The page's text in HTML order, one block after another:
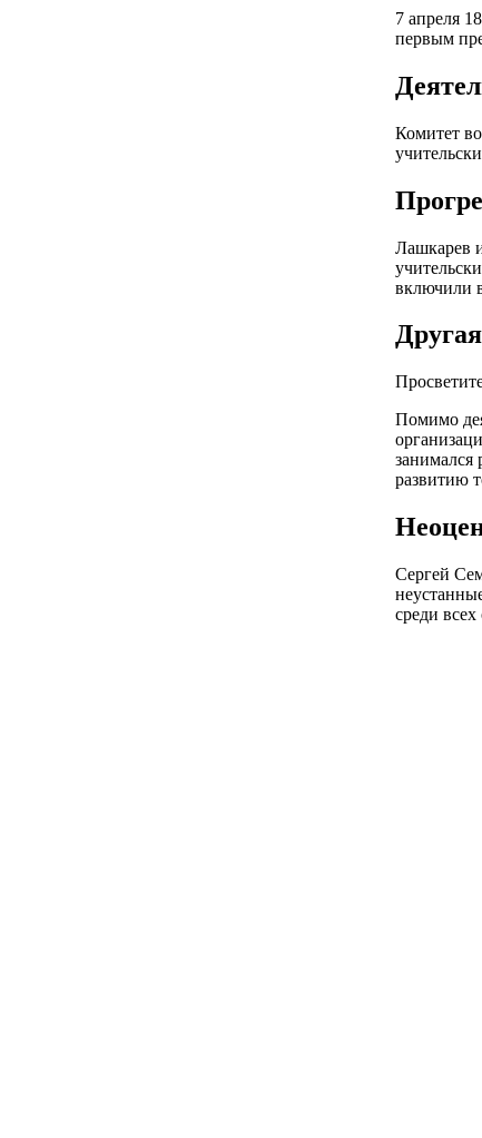
7 апреля
первым
Комитет
Лашкарев
включили
Помимо
занимался
развитию
Сергей
среди всех